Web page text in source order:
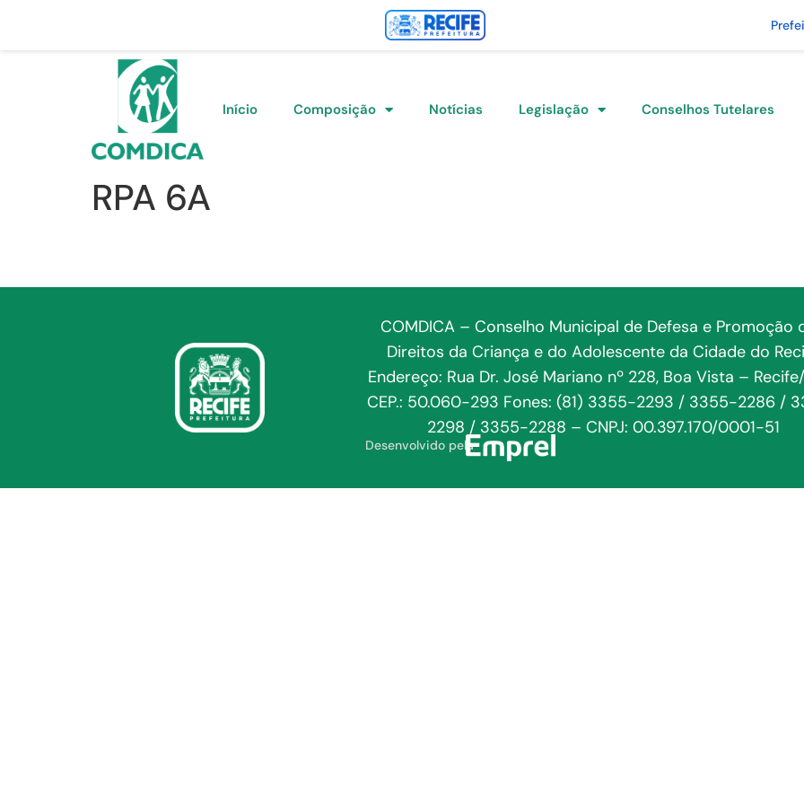
Início Composição Notícias Legislação Conselhos Tutelares
RPA 6A
COMDICA – Conselho Municipal de Defesa e Promoção
Direitos da Criança e do Adolescente da Cidade do
Endereço: Rua Dr. José Mariano nº 228, Boa Vista –
CEP.: 50.060-293 Fones: (81) 3355-2293 / 3355-2286 /
2298 / 3355-2288 – CNPJ: 00.397.170/0001-51
Desenvolvido pela